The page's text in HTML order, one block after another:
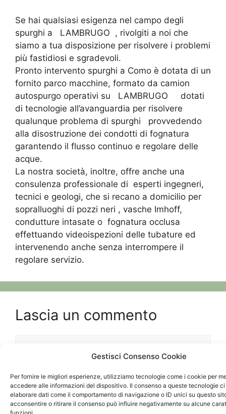
Gestisci Consenso Cookie
Per fornire le migliori esperienze, utilizziamo tecnologie come i cookie per
accedere alle informazioni del dispositivo. Il consenso a queste tecnologie
elaborare dati come il comportamento di navigazione o ID unici su questo
acconsentire o ritirare il consenso può influire negativamente su alcune
funzioni.
Se hai qualsiasi esigenza nel campo degli
spurghi a LAMBRUGO , rivolgiti a noi che
siamo a tua disposizione per risolvere i problemi
più fastidiosi e sgradevoli.
Pronto intervento spurghi a Como è dotata di un
fornito parco macchine, formato da camion
autospurgo operativi su LAMBRUGO dotati
di tecnologie all’avanguardia per risolvere
qualunque problema di spurghi provvedendo
alla disostruzione dei condotti di fognatura
garantendo il flusso continuo e regolare delle
acque.
La nostra società, inoltre, offre anche una
consulenza professionale di esperti ingegneri,
tecnici e geologi, che si recano a domicilio per
sopralluoghi di pozzi neri , vasche Imhoff,
condutture intasate o fognatura occlusa
effettuando videoispezioni delle tubature ed
intervenendo anche senza interrompere il
regolare servizio.
Lascia un commento